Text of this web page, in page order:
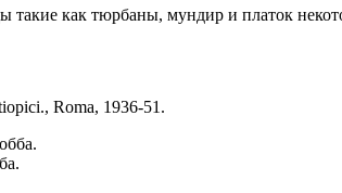
такие как тюрбаны, мундир и платок
Roma, 1936-51.